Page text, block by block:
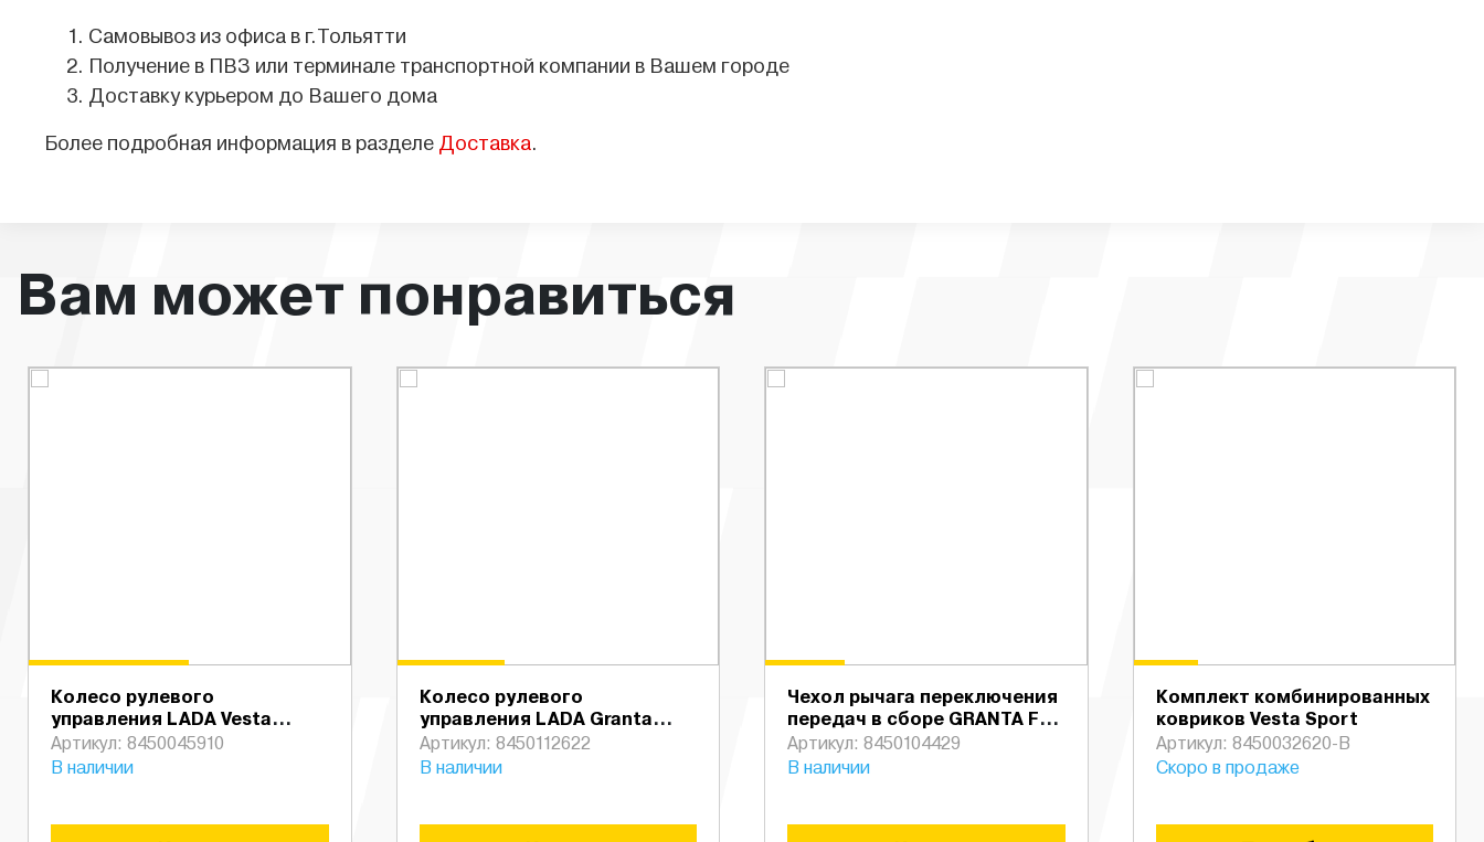
Самовывоз из офиса в г.Тольятти
Получение в ПВЗ или терминале транспортной компании в Вашем городе
Доставку курьером до Вашего дома
Более подробная информация в разделе Доставка.
Вам может понравиться
Колесо рулевого
управления LADA Vesta
Sportline БЕЗ ПБ
Артикул: 8450045910
В наличии
Колесо рулевого
управления LADA Granta
Sportline БЕЗ ПБ
Артикул: 8450112622
В наличии
Чехол рычага переключения
передач в сборе GRANTA FL
DA (МТ)
Артикул: 8450104429
В наличии
Комплект комбинированных
ковриков Vesta Sport
Артикул: 8450032620-B
Скоро в продаже